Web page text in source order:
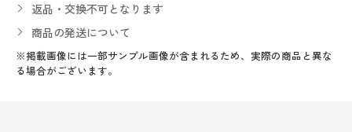
返品・交換不可となります
商品の発送について
※掲載画像には一部サンプル画像が含まれるため、実際の商品と異な
る場合がございます。